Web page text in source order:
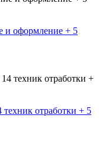
и оформление + 5
отработки + 5